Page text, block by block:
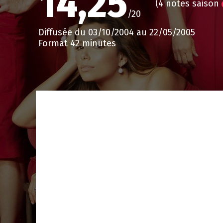
/20
(4 notes saison
Diffusée du 03/10/2004 au 22/05/2005
Format 42 minutes